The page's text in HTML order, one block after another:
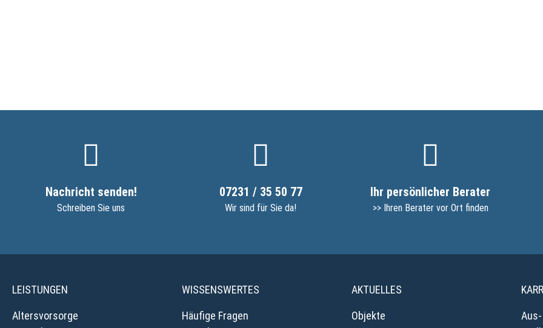
Nachricht senden!
Schreiben Sie uns
07231 / 35 50 77
Wir sind für Sie da!
Ihr persönlicher Berater
>> Ihren Berater vor Ort finden
LEISTUNGEN
Altersvorsorge
WISSENSWERTES
Häufige Fragen
AKTUELLES
Objekte